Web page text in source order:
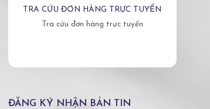
TRA CỨU ĐƠN HÀNG TRỰC TUYẾN
Tra cứu đơn hàng trực tuyến
ĐĂNG KÝ NHẬN BẢN TIN